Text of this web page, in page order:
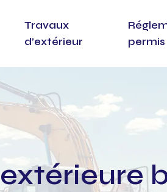
Travaux
d’extérieur
permis